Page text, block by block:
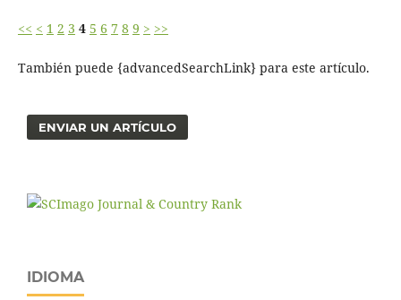
<< < 1 2 3 4 5 6 7 8 9 > >>
También puede {advancedSearchLink} para este artículo.
ENVIAR UN ARTÍCULO
IDIOMA